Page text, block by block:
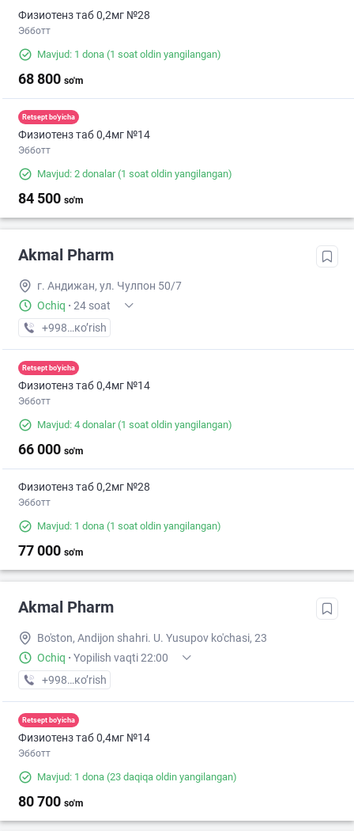
Физиотенз таб 0,2мг №28
Эбботт
Mavjud: 1 dona (1 soat oldin yangilangan)
68 800 so'm
Retsept bo'yicha
Физиотенз таб 0,4мг №14
Эбботт
Mavjud: 2 donalar(1 soat oldin yangilangan)
84 500 so'm
Akmal Pharm
г. Андижан, ул. Чулпон 50/7
Ochiq · 24 soat
+998 (91) XXX-XX-XX
кo’rish
Retsept bo'yicha
Физиотенз таб 0,4мг №14
Эбботт
Mavjud: 4 donalar(1 soat oldin yangilangan)
66 000 so'm
Физиотенз таб 0,2мг №28
Эбботт
Mavjud: 1 dona (1 soat oldin yangilangan)
77 000 so'm
Akmal Pharm
Bo'ston, Andijon shahri. U. Yusupov ko'chasi, 23
Ochiq · Yopilish vaqti 22:00
+998 (90) XXX-XX-XX
кo’rish
Retsept bo'yicha
Физиотенз таб 0,4мг №14
Эбботт
Mavjud: 1 dona (23 daqiqa oldin yangilangan)
80 700 so'm